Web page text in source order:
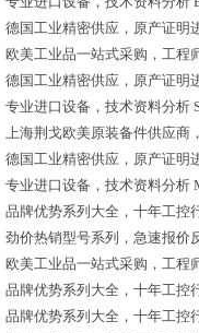
德国工业精密供应，原产证明
欧美工业品一站式采购，工程
德国工业精密供应，原产证明
专业进口设备，技术资料分析
上海荆戈欧美原装备件供应商
德国工业精密供应，原产证明
专业进口设备，技术资料分析
品牌优势系列大全，十年工控
劲价热销型号系列，急速报价
欧美工业品一站式采购，工程
品牌优势系列大全，十年工控
品牌优势系列大全，十年工控